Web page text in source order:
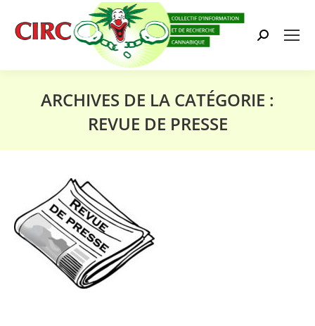
Search:
ARCHIVES DE LA CATÉGORIE :
REVUE DE PRESSE